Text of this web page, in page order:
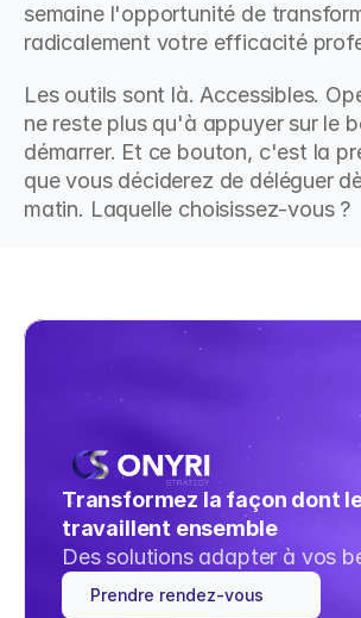
semaine l'opportunité de
radicalement votre efficacité
Les outils sont là. Accessibles.
ne reste plus qu'à appuyer sur le
démarrer. Et ce bouton, c'est la
que vous déciderez de déléguer
matin. Laquelle choisissez-vous ?
Transformez la façon dont
travaillent ensemble
Des solutions adapter à vos
Prendre rendez-vous